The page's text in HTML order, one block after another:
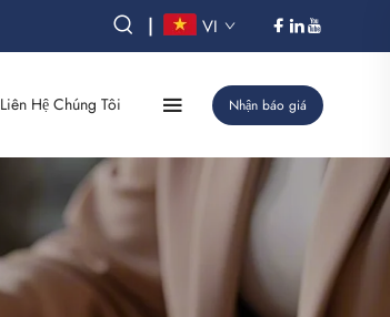
| VI
Liên Hệ Chúng Tôi Nhận báo giá